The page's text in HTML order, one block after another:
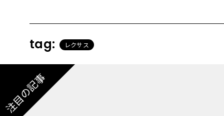
tag: レクサス
注目の記事